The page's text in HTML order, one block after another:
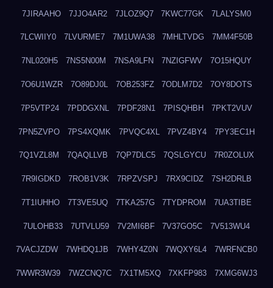
7JIRAAHO 7JJO4AR2 7JLOZ9Q7 7KWC77GK 7LALYSM0
7LCWIIY0 7LVURME7 7M1UWA38 7MHLTVDG 7MM4F50B
7NL020H5 7NS5N00M 7NSA9LFN 7NZIGFWV 7O15HQUY
7O6U1WZR 7O89DJ0L 7OB253FZ 7ODLM7D2 7OY8DOTS
7P5VTP24 7PDDGXNL 7PDF28N1 7PISQHBH 7PKT2VUV
7PN5ZVPO 7PS4XQMK 7PVQC4XL 7PVZ4BY4 7PY3EC1H
7Q1VZL8M 7QAQLLVB 7QP7DLC5 7QSLGYCU 7R0ZOLUX
7R9IGDKD 7ROB1V3K 7RPZVSPJ 7RX9CIDZ 7SH2DRLB
7T1IUHHO 7T3VE5UQ 7TKA257G 7TYDPROM 7UA3TIBE
7ULOHB33 7UTVLU59 7V2MI6BF 7V37GO5C 7V513WU4
7VACJZDW 7WHDQ1JB 7WHY4Z0N 7WQXY6L4 7WRFNCB0
7WWR3W39 7WZCNQ7C 7X1TM5XQ 7XKFP983 7XMG6WJ3